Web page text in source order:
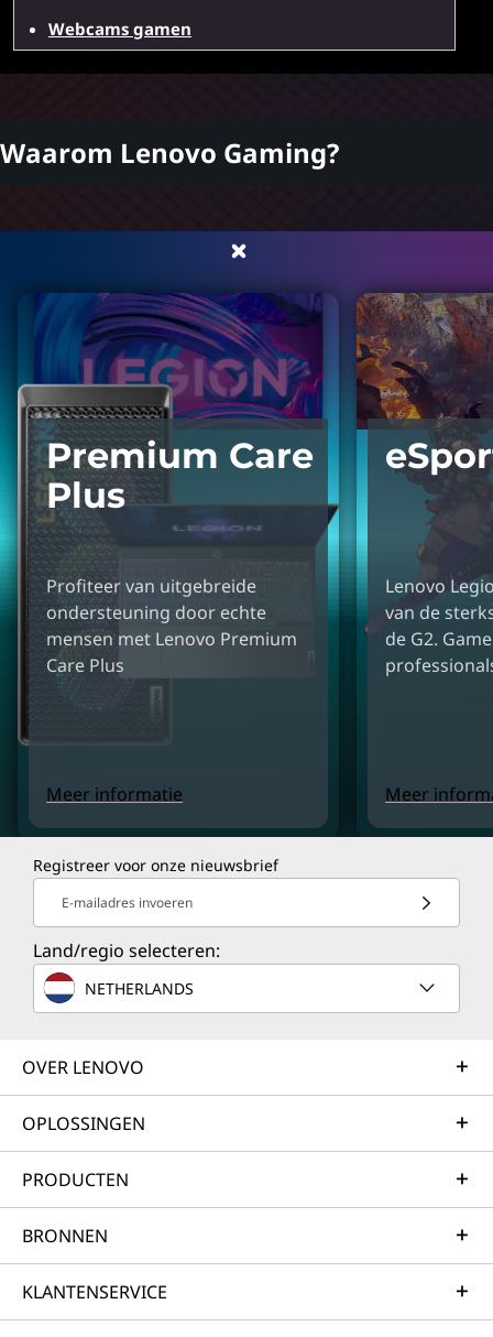
Webcams gamen
Waarom Lenovo Gaming?
Premium Care
Plus
Profiteer van uitgebreide
ondersteuning door echte
mensen met Lenovo Premium
Care Plus
Meer informatie
Lenovo
van de
de G2.
Meer
Registreer voor onze nieuwsbrief
E-mailadres invoeren
Land/regio selecteren:
NETHERLANDS
OVER LENOVO
OPLOSSINGEN
PRODUCTEN
BRONNEN
KLANTENSERVICE